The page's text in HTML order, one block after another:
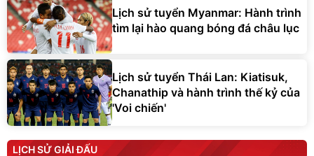
Lịch sử tuyển Myanmar: Hành trình
tìm lại hào quang bóng đá châu lục
Lịch sử tuyển Thái Lan: Kiatisuk,
Chanathip và hành trình thế kỷ của
'Voi chiến'
LỊCH SỬ GIẢI ĐẤU